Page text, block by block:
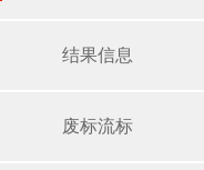
结果信息
废标流标